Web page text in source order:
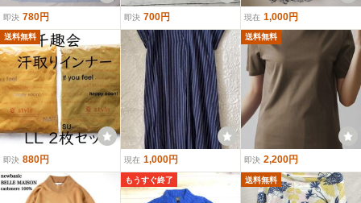
即決 780円 即決 700円 現在 1,000円
送料無料
即決 880円 現在 1,000円
送料無料
即決 2,200円
もうすぐ終了 送料無料